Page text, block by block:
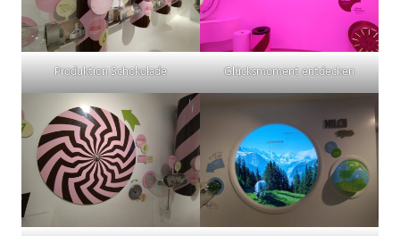
Produktion Schokolade Glücksmoment entdecken